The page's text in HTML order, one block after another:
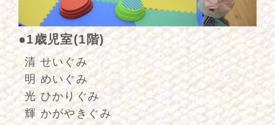
●1歳児室(1階)
清 せいぐみ
明 めいぐみ
光 ひかりぐみ
輝 かがやきぐみ